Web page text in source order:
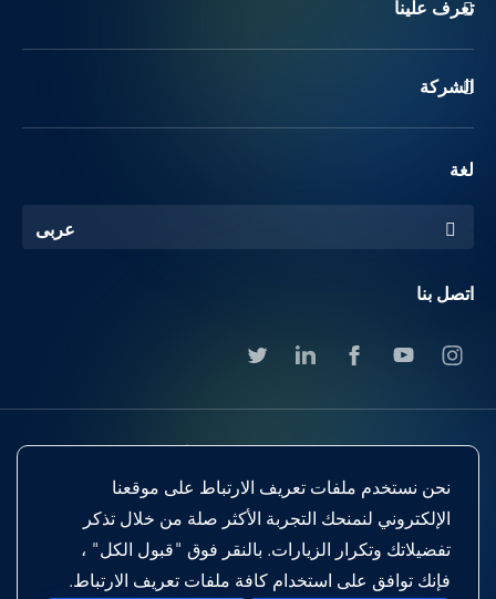
نحن نستخدم ملفات تعريف الارتباط على موقعنا
الإلكتروني لنمنحك التجربة الأكثر صلة من خلال تذكر
تفضيلاتك وتكرار الزيارات. بالنقر فوق "قبول الكل" ،
فإنك توافق على استخدام كافة ملفات تعريف الارتباط.
تعرف علينا
الشركة
لغة
عربى
اتصل بنا
Footer
Terms & Conditions
Cookie Preferences